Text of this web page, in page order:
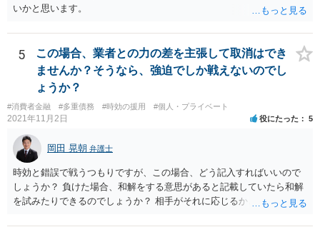
いかと思います。
5
この場合、業者との力の差を主張して取消はでき
ませんか？そうなら、強迫でしか戦えないのでし
ょうか？
#消費者金融 #多重債務 #時効の援用 #個人・プライベート
2021年11月2日 役にたった 5
岡田 晃朝 弁護士
時効と錯誤で戦うつもりですが、この場合、どう記入すればいいので
しょうか？ 負けた場合、和解をする意思があると記載していたら和解
を試みたりできるのでしょうか？ 相手がそれに応じるかという問題は
誤だけをあらそい、形成がまずくなってから和解の話も出来ますが、